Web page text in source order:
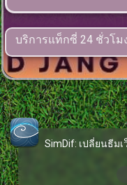
บริการแท็กซี่ 24 ชั่วโม
SimDif: เปลี่ยนธีม